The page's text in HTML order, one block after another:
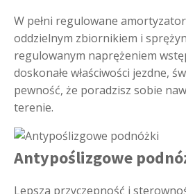
W pełni regulowane
oddzielnym zbiornikiem i
regulowanym naprężeniem
doskonałe właściwości jezdne,
pewność, że poradzisz sobie
terenie.
Antypoślizgowe
Lepsza przyczepność i